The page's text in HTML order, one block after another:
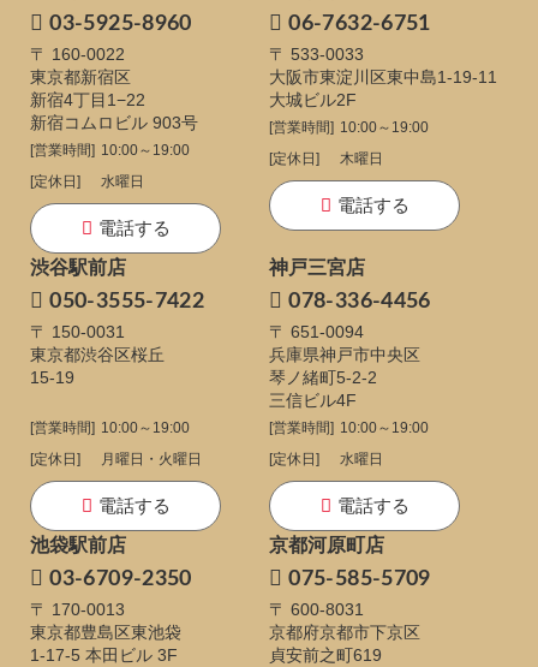
03-5925-8960
〒 160-0022
東京都新宿区
新宿4丁目1−22
新宿コムロビル 903号
[営業時間] 10:00～19:00
[定休日]
水曜日
電話する
06-7632-6751
〒 533-0033
大阪市東淀川区東中島1-19-11
大城ビル2F
[営業時間] 10:00～19:00
[定休日]
木曜日
電話する
渋谷駅前店
050-3555-7422
〒 150-0031
東京都渋谷区桜丘
15-19
[営業時間] 10:00～19:00
[定休日]
月曜日・火曜日
電話する
神戸三宮店
078-336-4456
〒 651-0094
兵庫県神戸市中央区
琴ノ緒町5-2-2
三信ビル4F
[営業時間] 10:00～19:00
[定休日]
水曜日
電話する
池袋駅前店
03-6709-2350
〒 170-0013
東京都豊島区東池袋
1-17-5 本田ビル 3F
京都河原町店
075-585-5709
〒 600-8031
京都府京都市下京区
貞安前之町619